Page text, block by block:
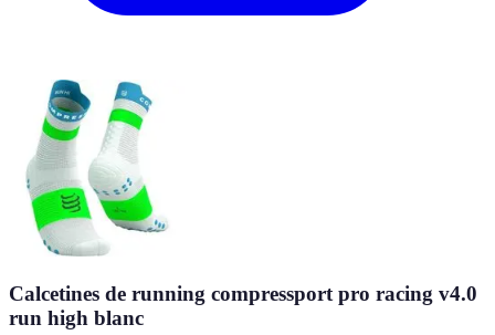
Calcetines de running compressport pro racing v4.0
run high blanc